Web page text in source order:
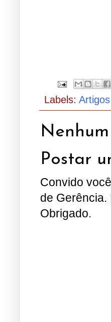
Labels:
Postar
Convido
de Gerência.
Obrigado.